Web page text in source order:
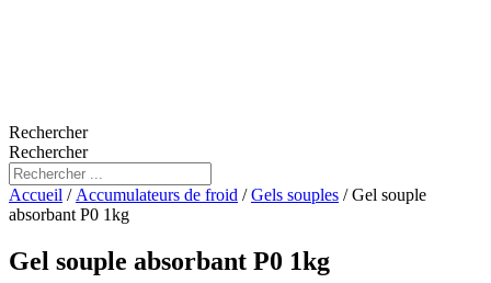
Rechercher
Rechercher
Accueil / Accumulateurs de froid /Gels souples / Gel souple
absorbant P0 1kg
Gel souple absorbant P0 1kg